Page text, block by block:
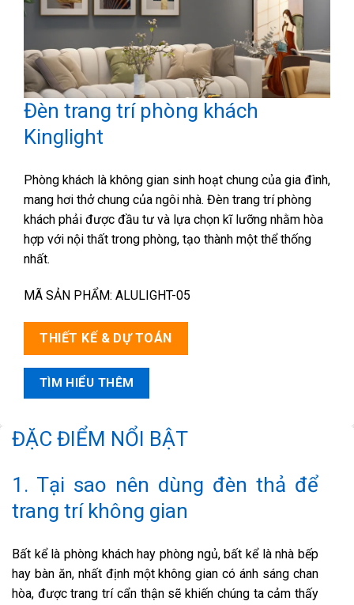
Đèn trang trí phòng khách
Kinglight
Phòng khách là không gian sinh hoạt chung của gia đình,
mang hơi thở chung của ngôi nhà. Đèn trang trí phòng
khách phải được đầu tư và lựa chọn kĩ lưỡng nhằm hòa
hợp với nội thất trong phòng, tạo thành một thể thống
nhất.
MÃ SẢN PHẨM: ALULIGHT-05
THIẾT KẾ & DỰ TOÁN
TÌM HIỂU THÊM
ĐẶC ĐIỂM NỔI BẬT
1. Tại sao nên dùng đèn thả để
trang trí không gian
Bất kể là phòng khách hay phòng ngủ, bất kể là nhà bếp
hay bàn ăn, nhất định một không gian có ánh sáng chan
hòa, được trang trí cẩn thận sẽ khiến chúng ta cảm thấy